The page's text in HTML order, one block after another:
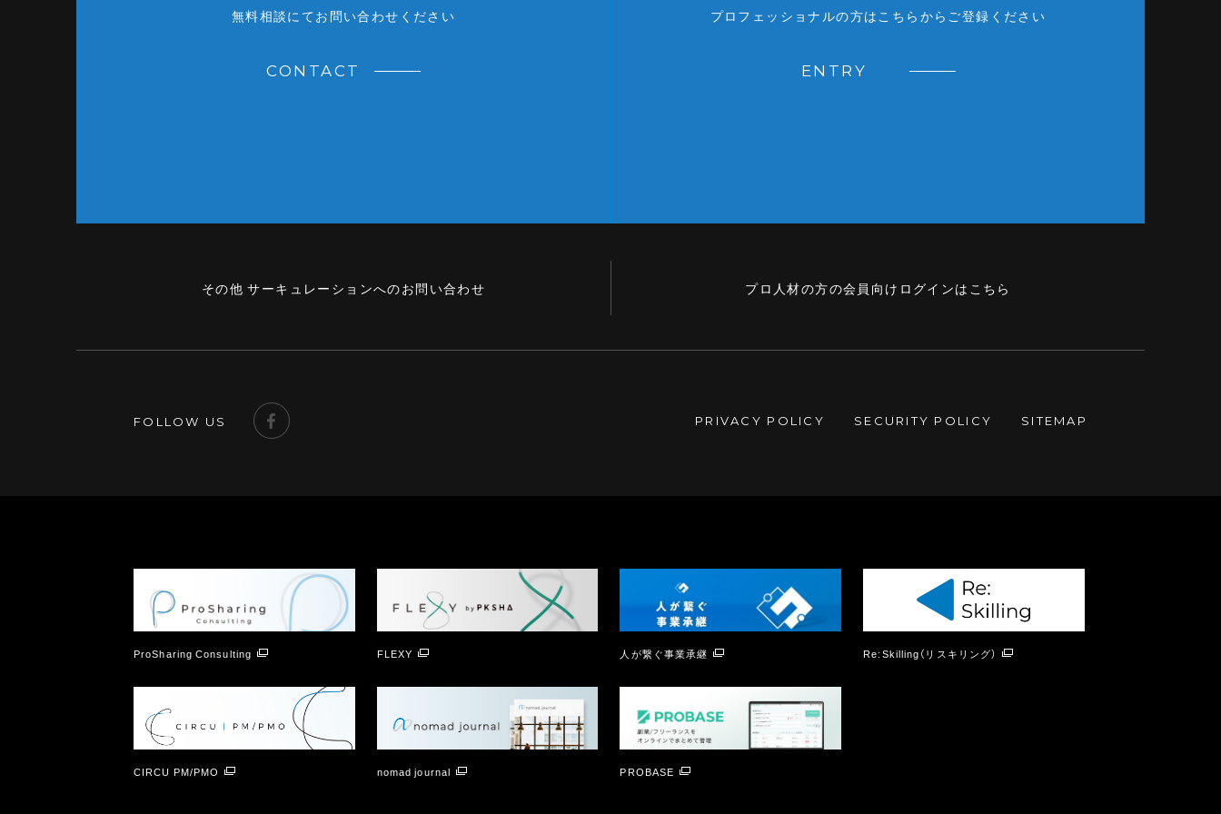
無料相談にてお問い合わせください
CONTACT
プロフェッショナルの方はこちらからご登録ください
ENTRY
その他 サーキュレーションへのお問い合わせ プロ人材の方の会員向けログインはこちら
FOLLOW US PRIVACY POLICY SECURITY POLICY SITEMAP
ProSharing Consulting FLEXY 人が繋ぐ事業承継 Re:Skilling（リスキリング）
CIRCU PM/PMO nomad journal PROBASE